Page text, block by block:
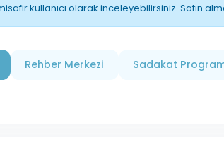
kullanıcı olarak inceleyebilirsiniz. Satın
Rehber Merkezi Sadakat